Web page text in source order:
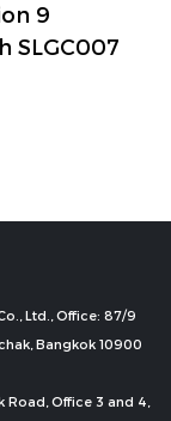
9
SLGC007
Ltd., Office: 87/9
Bangkok 10900
Road, Office 3 and 4,